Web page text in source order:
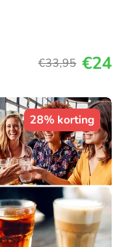
€33,95 €24
28% korting